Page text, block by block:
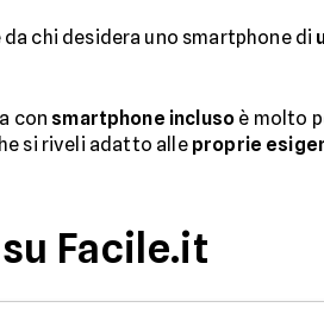
chi desidera uno smartphone di
con smartphone incluso è molto
si riveli adatto alle proprie
Facile.it